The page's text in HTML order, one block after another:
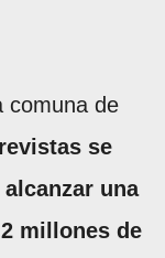
comuna de
se
una
millones de